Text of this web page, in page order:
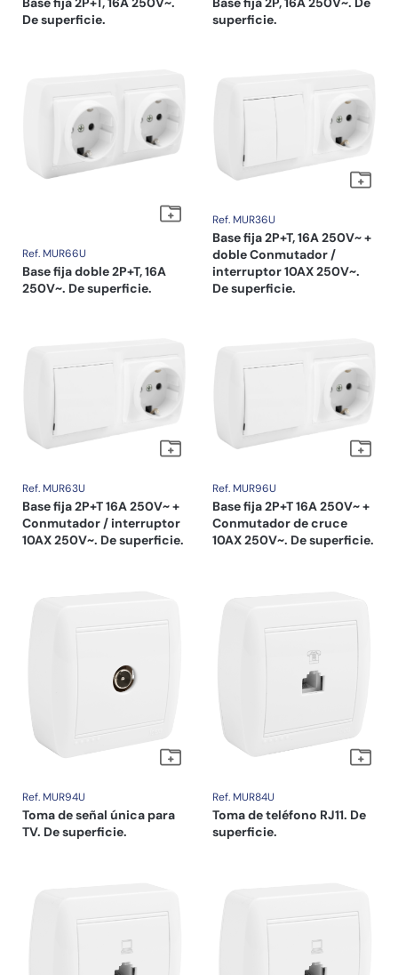
De superficie.
superficie.
Ref. MUR66U
Base fija doble 2P+T, 16A
250V~. De superficie.
Ref. MUR36U
Base fija 2P+T, 16A 250V~ +
doble Conmutador /
interruptor 10AX 250V~.
De superficie.
Ref. MUR63U
Base fija 2P+T 16A 250V~ +
Conmutador / interruptor
10AX 250V~. De superficie.
Ref. MUR96U
Base fija 2P+T 16A 250V~ +
Conmutador de cruce
10AX 250V~. De superficie.
Ref. MUR94U
Toma de señal única para
TV. De superficie.
Ref. MUR84U
Toma de teléfono RJ11. De
superficie.